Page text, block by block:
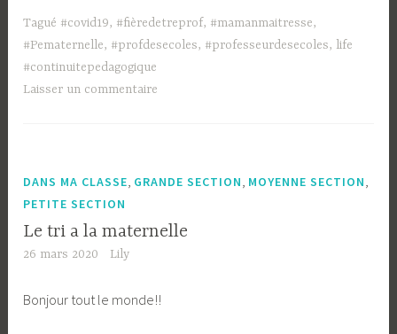
Tagué #covid19, #fièredetreprof, #mamanmaitresse,
#Pematernelle, #profdesecoles, #professeurdesecoles, life
#continuitepedagogique
Laisser un commentaire
DANS MA CLASSE GRANDE SECTION MOYENNE SECTION
PETITE SECTION
Le tri a la maternelle
26 mars 2020 Lily
Bonjour tout le monde!!